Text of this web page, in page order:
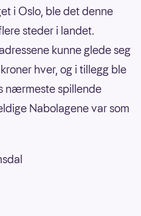
i Oslo, ble det denne
steder i landet.
kunne glede seg
hver, og i tillegg ble
nærmeste spillende
Nabolagene var som